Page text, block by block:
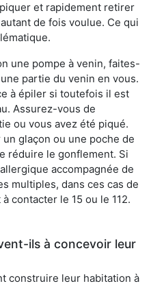
et rapidement retirer
de fois voulue. Ce qui
une pompe à venin, faites-
partie du venin en vous.
à épiler si toutefois il est
Assurez-vous de
ou vous avez été piqué.
glaçon ou une poche de
réduire le gonflement. Si
accompagnée de
multiples, dans ces cas de
contacter le 15 ou le 112.
ils à concevoir leur
construire leur habitation à